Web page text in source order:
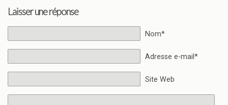
Laisser une réponse
Nom*
Adresse e-mail*
Site Web